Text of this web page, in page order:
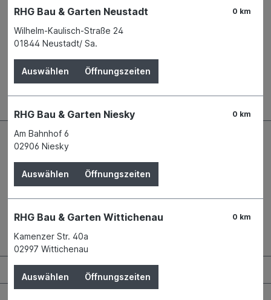
Anschrift
Stein 33
Telefon
+49 9636 9202 - 0
Kontaktdaten und Öffnungszeiten
RHG Helfer
0 km
RHG Bau & Garten Neustadt
Wilhelm-Kaulisch-Straße 24
01844 Neustadt/ Sa.
Auswählen Öffnungszeiten
0 km
RHG Bau & Garten Niesky
Am Bahnhof 6
02906 Niesky
Auswählen Öffnungszeiten
0 km
RHG Bau & Garten Wittichenau
Kamenzer Str. 40a
02997 Wittichenau
Auswählen Öffnungszeiten